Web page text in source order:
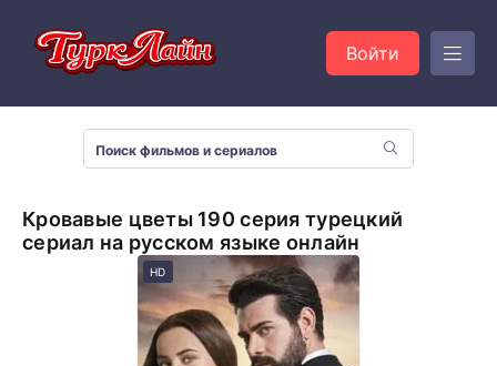
Войти
Кровавые цветы 190 серия турецкий
сериал на русском языке онлайн
HD